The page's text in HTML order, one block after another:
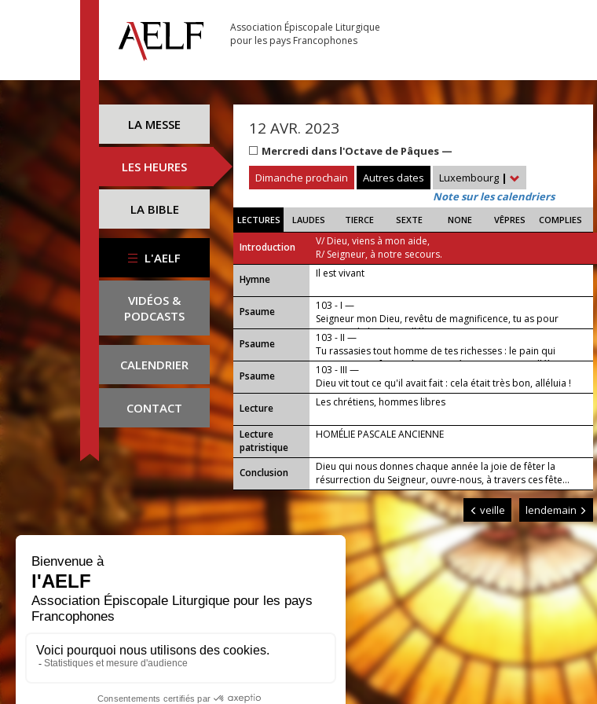
Association Épiscopale Liturgique
pour les pays Francophones
LA MESSE
LES HEURES
LA BIBLE
L'AELF
VIDÉOS &
PODCASTS
CALENDRIER
CONTACT
12 AVR. 2023
Mercredi dans l'Octave de Pâques —
Dimanche prochain
Autres dates Luxembourg |
Note sur les calendriers
LECTURES LAUDES TIERCE SEXTE NONE VÊPRES COMPLIES
Introduction
V/ Dieu, viens à mon aide,
R/ Seigneur, à notre secours.
...
Hymne Il est vivant
Psaume
103 - I —
Seigneur mon Dieu, revêtu de magnificence, tu as pour
manteau la lumière, alléluia !
Psaume
103 - II —
Tu rassasies tout homme de tes richesses : le pain qui
entretient ses forces, le vin qui réjouit son cœur, alléluia !
Psaume
103 - III —
Dieu vit tout ce qu'il avait fait : cela était très bon, alléluia !
Lecture
Les chrétiens, hommes libres
Lecture
patristique
HOMÉLIE PASCALE ANCIENNE
Conclusion
Dieu qui nous donnes chaque année la joie de fêter la
résurrection du Seigneur, ouvre-nous, à travers ces fête...
veille lendemain